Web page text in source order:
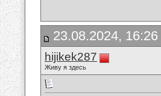
23.08.2024, 16:26
hijikek287
Живу я здесь